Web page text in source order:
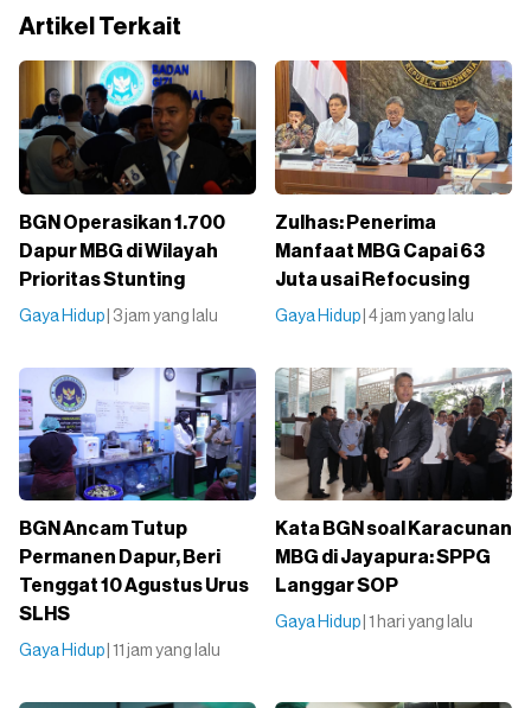
Artikel Terkait
BGN Operasikan 1.700
Dapur MBG di Wilayah
Prioritas Stunting
Gaya Hidup | 3 jam yang lalu
Zulhas: Penerima
Manfaat MBG Capai 63
Juta usai Refocusing
Gaya Hidup | 4 jam yang lalu
BGN Ancam Tutup
Permanen Dapur, Beri
Tenggat 10 Agustus Urus
SLHS
Gaya Hidup | 11 jam yang lalu
Kata BGN soal Karacunan
MBG di Jayapura: SPPG
Langgar SOP
Gaya Hidup | 1 hari yang lalu